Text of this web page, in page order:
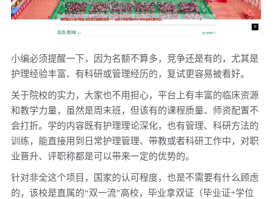
小编必须提醒一下，因为名额不算多，竞争还是有的，尤其是
护理经验丰富、有科研或管理经历的，复试更容易被看好。
关于院校的实力，大家也不用担心，平台上有丰富的临床资源
和教学力量，
虽然是周末班，但该有的课程质量、师资配置不
会打折。 学的内容既有护理理论深化，也有管理、科研方法的
训练，能直接用到日常护理管理、带教或者科研工作中，对职
业晋升、评职称都是可以带来一定的优势的。
针对非全这个项目，国家的认可程度，也是不需要有什么顾虑
的，该校是直属的“双一流”高校， 毕业拿双证（毕业证+学位